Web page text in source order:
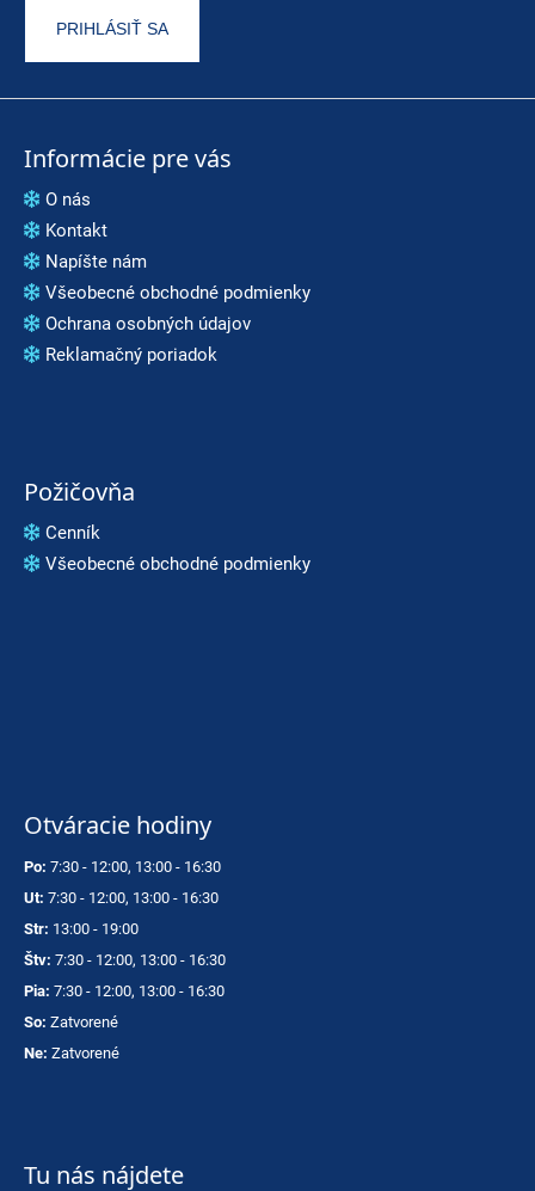
PRIHLÁSIŤ SA
Informácie pre vás
O nás
Kontakt
Napíšte nám
Všeobecné obchodné podmienky
Ochrana osobných údajov
Reklamačný poriadok
Požičovňa
Cenník
Všeobecné obchodné podmienky
Otváracie hodiny
Po: 7:30 - 12:00, 13:00 - 16:30
Ut: 7:30 - 12:00, 13:00 - 16:30
Str: 13:00 - 19:00
Štv: 7:30 - 12:00, 13:00 - 16:30
Pia: 7:30 - 12:00, 13:00 - 16:30
So: Zatvorené
Ne: Zatvorené
Tu nás nájdete